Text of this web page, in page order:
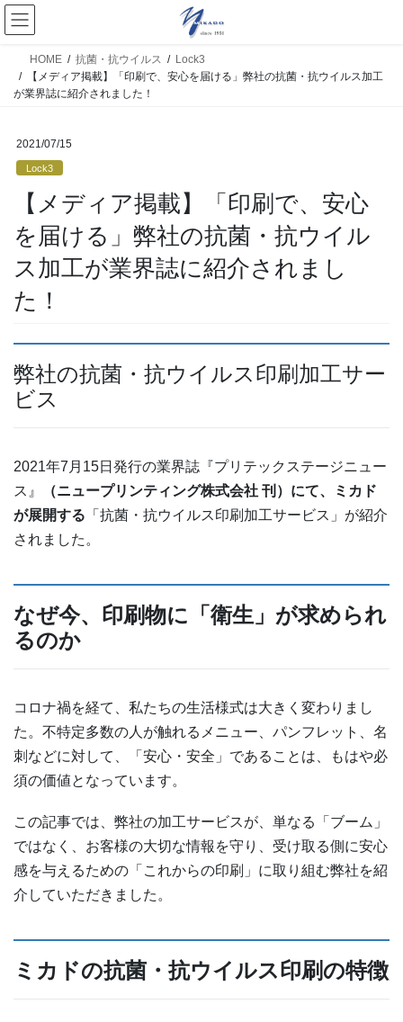
HOME 抗菌・抗ウイルス
Lock3
【メディア掲載】「印刷で、安心を届ける」弊社の抗菌・抗ウイルス加工
が業界誌に紹介されました！
2021/07/15
Lock3
【メディア掲載】「印刷で、安心
を届ける」弊社の抗菌・抗ウイル
ス加工が業界誌に紹介されまし
た！
弊社の抗菌・抗ウイルス印刷加工サー
ビス
2021年7月15日発行の業界誌『プリテックステージニュー
ス』
（ニュープリンティング株式会社 刊）にて、ミカド
が展開する 「抗菌・抗ウイルス印刷加工サービス」が紹介
されました。
なぜ今、印刷物に「衛生」が求められ
るのか
コロナ禍を経て、私たちの生活様式は大きく変わりまし
た。不特定多数の人が触れるメニュー、パンフレット、名
刺などに対して、「安心・安全」であることは、もはや必
須の価値となっています。
この記事では、弊社の加工サービスが、単なる「ブーム」
ではなく、お客様の大切な情報を守り、受け取る側に安心
感を与えるための「これからの印刷」に取り組む弊社を紹
介していただきました。
ミカドの抗菌・抗ウイルス印刷の特徴